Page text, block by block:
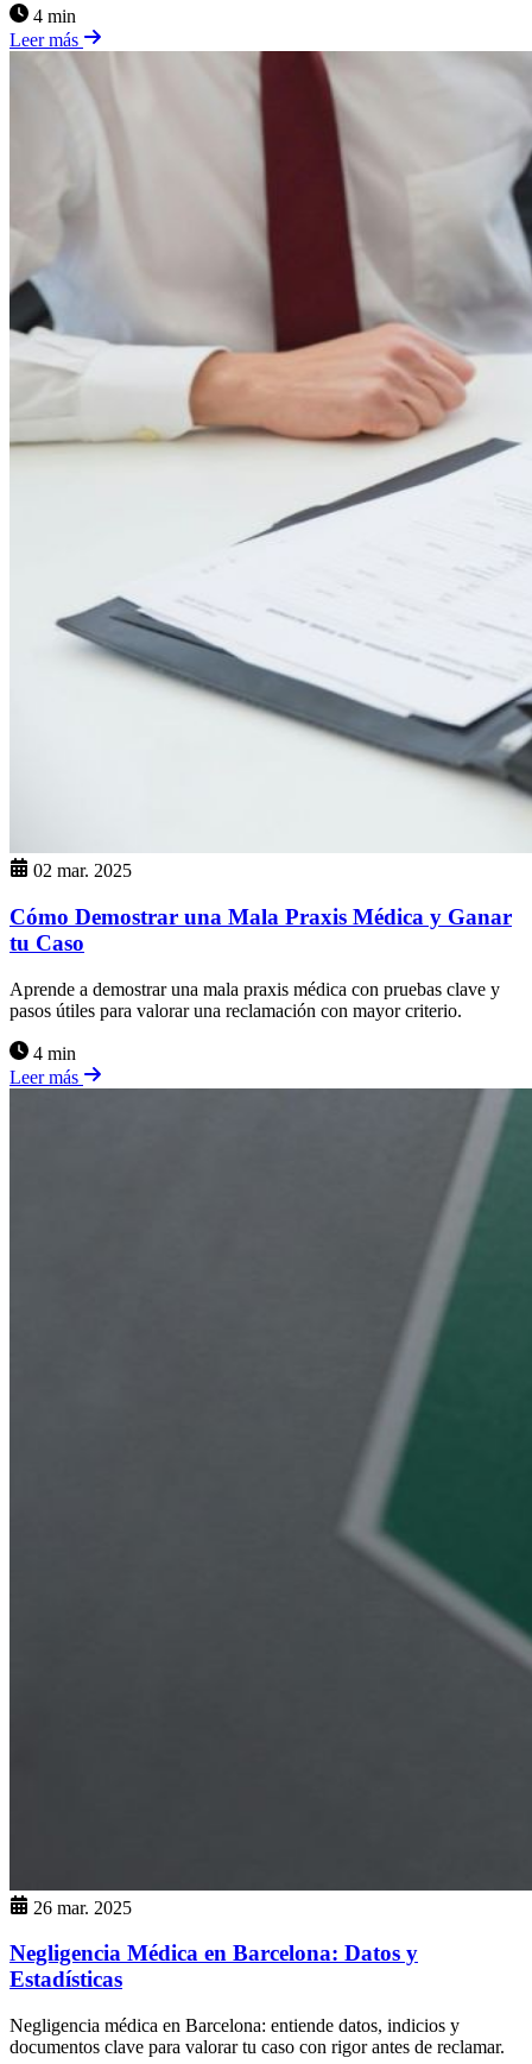
4 min
Leer más
02 mar. 2025
Cómo Demostrar una Mala Praxis Médica y Ganar
tu Caso
Aprende a demostrar una mala praxis médica con pruebas clave y
pasos útiles para valorar una reclamación con mayor criterio.
4 min
Leer más
26 mar. 2025
Negligencia Médica en Barcelona: Datos y
Estadísticas
Negligencia médica en Barcelona: entiende datos, indicios y
documentos clave para valorar tu caso con rigor antes de reclamar.